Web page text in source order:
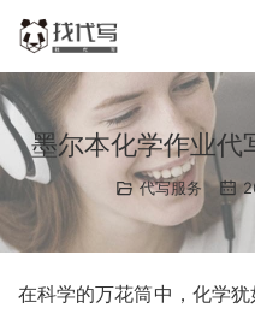
墨尔本化学作业代
代写服务
在科学的万花筒中，化学